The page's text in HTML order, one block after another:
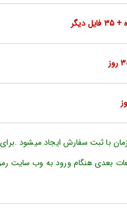
دیگر
با ثبت سفارش ایجاد میشود .برای
بعدی هنگام ورود به وب سایت